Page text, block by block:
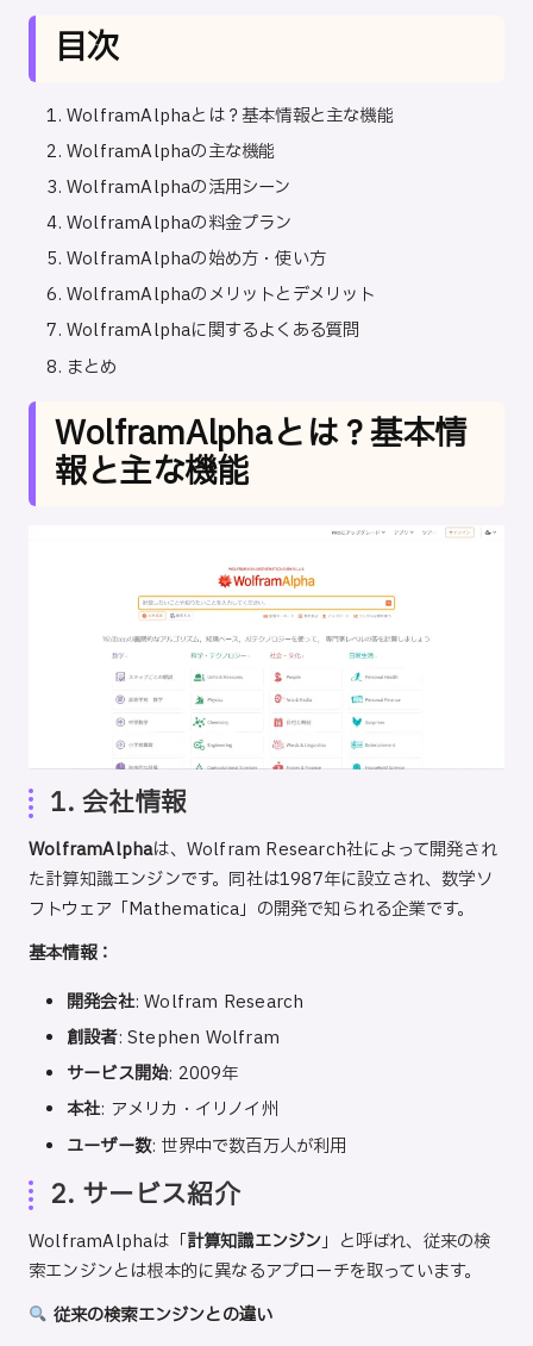
目次
WolframAlphaとは？基本情報と主な機能
WolframAlphaの主な機能
WolframAlphaの活用シーン
WolframAlphaの料金プラン
WolframAlphaの始め方・使い方
WolframAlphaのメリットとデメリット
WolframAlphaに関するよくある質問
まとめ
WolframAlphaとは？基本情
報と主な機能
1. 会社情報
WolframAlphaは、Wolfram Research社によって開発され
た計算知識エンジンです。同社は1987年に設立され、数学ソ
フトウェア「Mathematica」の開発で知られる企業です。
基本情報：
開発会社: Wolfram Research
創設者: Stephen Wolfram
サービス開始: 2009年
本社: アメリカ・イリノイ州
ユーザー数: 世界中で数百万人が利用
2. サービス紹介
WolframAlphaは「計算知識エンジン」と呼ばれ、従来の検
索エンジンとは根本的に異なるアプローチを取っています。
従来の検索エンジンとの違い